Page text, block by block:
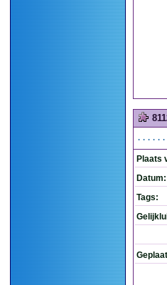
Plaats
Datum:
Tags: